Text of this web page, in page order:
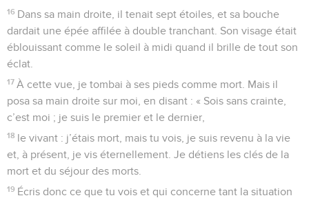
16 Dans sa main droite, il tenait sept étoiles, et sa bouche
dardait une épée affilée à double tranchant. Son visage était
éblouissant comme le soleil à midi quand il brille de tout son
éclat.
17 À cette vue, je tombai à ses pieds comme mort. Mais il
posa sa main droite sur moi, en disant : « Sois sans crainte,
c’est moi ; je suis le premier et le dernier,
18 le vivant : j’étais mort, mais tu vois, je suis revenu à la vie
et, à présent, je vis éternellement. Je détiens les clés de la
mort et du séjour des morts.
19 Écris donc ce que tu vois et qui concerne tant la situation